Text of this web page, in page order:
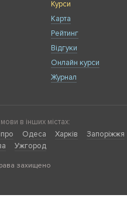
Курси
Карта
Рейтинг
Відгуки
Онлайн курси
Журнал
в інших містах:
Одеса Харків Запоріжжя
Ужгород
захищено